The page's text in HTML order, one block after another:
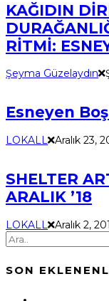
KAĞIDIN
RİTMİ:
Şeyma Güzelaydın
Esneyen
LOKALL Aralık 23,
SHELTER
ARALIK ’18
LOKALL Aralık 2,
SON